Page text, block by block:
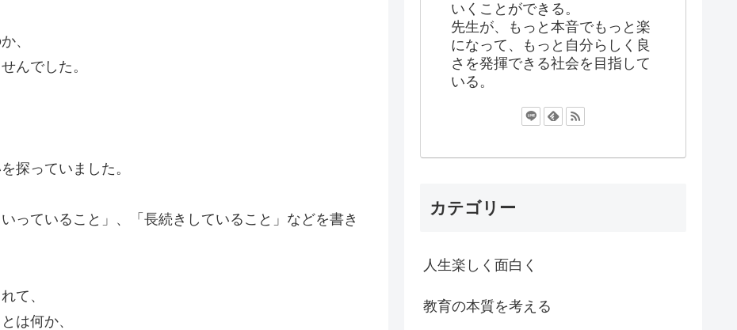
、
んでした。
探っていました。
っていること」、「長続きしていること」などを書き
て、
は何か、
いくことができる。
先生が、もっと本音でもっと楽
になって、もっと自分らしく良
さを発揮できる社会を目指して
いる。
カテゴリー
人生楽しく面白く
教育の本質を考える